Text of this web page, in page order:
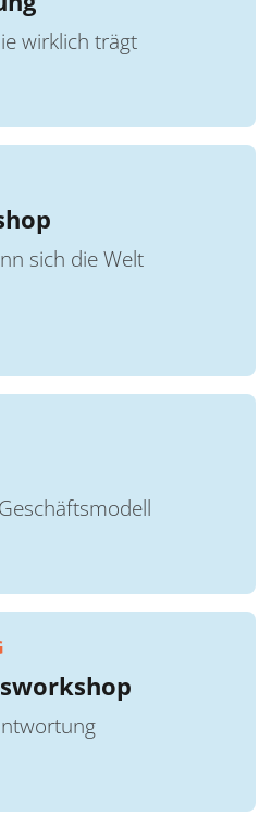
wirklich trägt
sich die Welt